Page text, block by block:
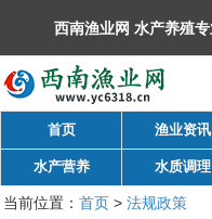
首页 渔业资讯
水产营养 水质调理
当前位置： 首页> 法规政策